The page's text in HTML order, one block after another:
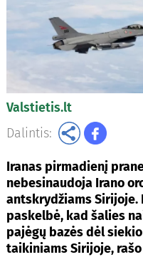
Valstietis.lt
Dalintis:
Iranas pirmadienį
nebesinaudoja Irano
antskrydžiams Sirijoje.
paskelbė, kad šalies
pajėgų bazės dėl
taikiniams Sirijoje, rašo